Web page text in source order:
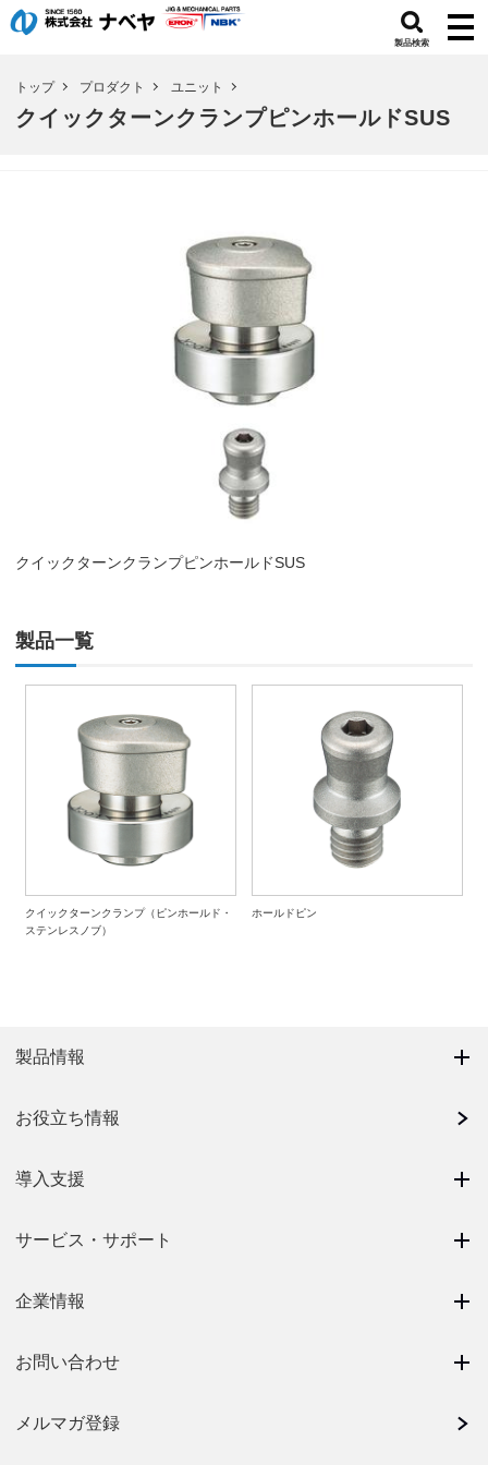
製品検索
トップ プロダクト ユニット
クイックターンクランプピンホールドSUS
クイックターンクランプピンホールドSUS
製品一覧
クイックターンクランプ（ピンホールド・
ステンレスノブ）
ホールドピン
製品情報
お役立ち情報
導入支援
サービス・サポート
企業情報
お問い合わせ
メルマガ登録